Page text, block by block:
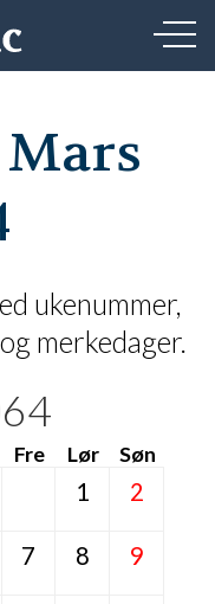
ukenummer,
merkedager.
Fre Lør Søn
1 2
7 8 9